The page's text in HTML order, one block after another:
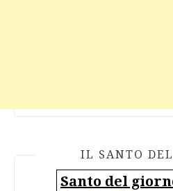
IL SANTO
Santo del